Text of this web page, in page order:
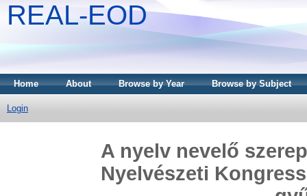
REAL-EOD
Home About Browse by Year Browse by Subject
Login
A nyelv nevelő
Nyelvészeti